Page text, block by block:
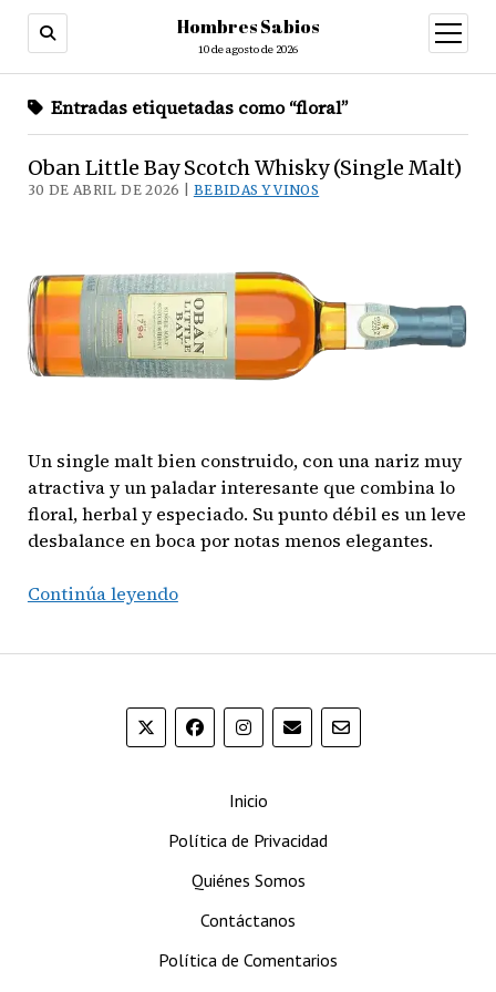
Hombres Sabios
10 de agosto de 2026
abrir
menú
Entradas etiquetadas como “floral”
Oban Little Bay Scotch Whisky (Single Malt)
30 DE ABRIL DE 2026 | BEBIDAS Y VINOS
Un single malt bien construido, con una nariz muy
atractiva y un paladar interesante que combina lo
floral, herbal y especiado. Su punto débil es un leve
desbalance en boca por notas menos elegantes.
Continúa leyendoOban
(Single
Malt)
Inicio
Política de Privacidad
Quiénes Somos
Contáctanos
Política de Comentarios